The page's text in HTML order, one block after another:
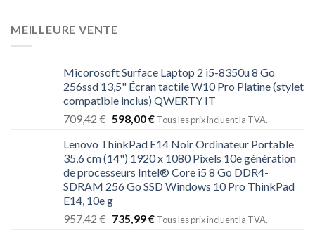
MEILLEURE VENTE
Micorosoft Surface Laptop 2 i5-8350u 8 Go
256ssd 13,5" Écran tactile W10 Pro Platine (stylet
compatible inclus) QWERTY IT
709,42€ 598,00€ Tous les prix incluent la TVA.
Lenovo ThinkPad E14 Noir Ordinateur Portable
35,6 cm (14") 1920 x 1080 Pixels 10e génération
de processeurs Intel® Core i5 8 Go DDR4-
SDRAM 256 Go SSD Windows 10 Pro ThinkPad
E14, 10e g
957,42€ 735,99€ Tous les prix incluent la TVA.